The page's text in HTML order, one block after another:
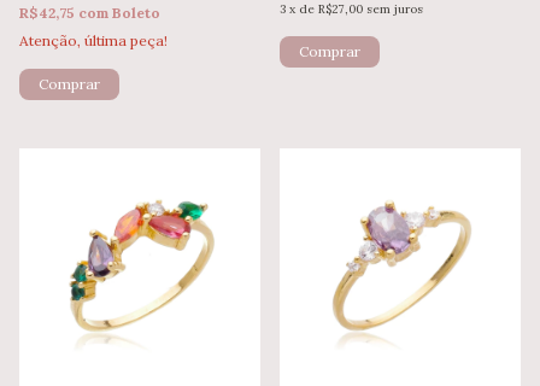
R$42,75 com Boleto
Atenção, última peça!
3 x de R$27,00 sem juros